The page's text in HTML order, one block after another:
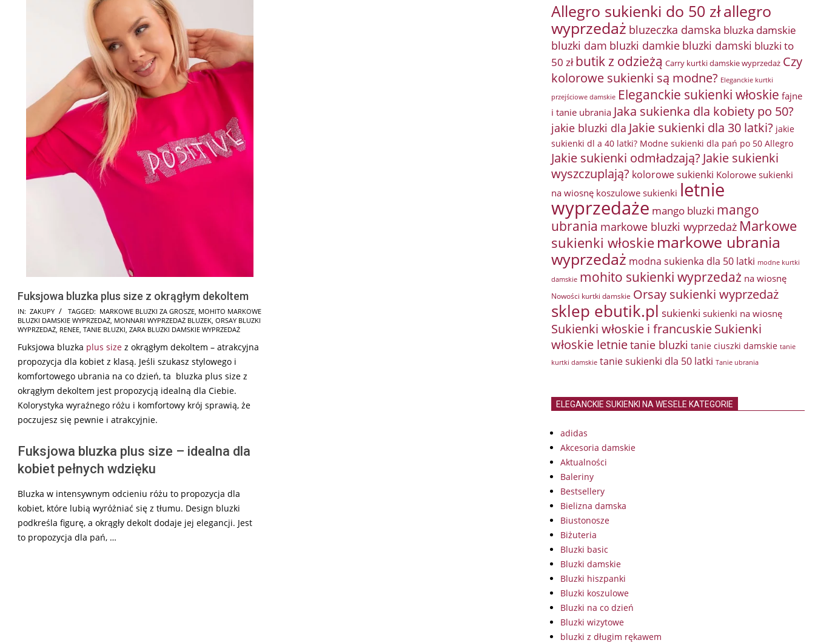
Fuksjowa bluzka plus size z okrągłym dekoltem
2025-
10-
IN: ZAKUPY TAGGED: MARKOWE BLUZKI ZA GROSZE, MOHITO MARKOWE
BLUZKI DAMSKIE WYPRZEDAŻ, MONNARI WYPRZEDAŻ BLUZEK, ORSAY BLUZKI
WYPRZEDAŻ, RENEE, TANIE BLUZKI, ZARA BLUZKI DAMSKIE WYPRZEDAŻ
Fuksjowa bluzka plus size z okrągłym dekoltem – atrakcyjna
propozycja dla kobiet z klasą. Jeśli szukasz stylowego i
komfortowego ubrania na co dzień, ta bluzka plus size z
okrągłym dekoltem jest propozycją idealną dla Ciebie.
Kolorystyka wyraźnego różu i komfortowy krój sprawią, że
poczujesz się pewnie i atrakcyjnie.
Fuksjowa bluzka plus size – idealna dla
kobiet pełnych wdzięku
Bluzka w intensywnym odcieniu różu to propozycja dla
kobiet, które lubią wyróżniać się z tłumu. Design bluzki
podkreśla figurę, a okrągły dekolt dodaje jej elegancji. Jest
to propozycja dla pań, …
Allegro sukienki do 50 złallegro
wyprzedaż bluzeczka damska bluzka damskie
bluzki dam bluzki damkie bluzki damski bluzki to
50 zł butik z odzieżą Carry kurtki damskie wyprzedaż Czy
kolorowe sukienki są modne? Eleganckie kurtki
przejściowe damskie Eleganckie sukienki włoskie fajne
i tanie ubrania Jaka sukienka dla kobiety po 50?
jakie bluzki dla Jakie sukienki dla 30 latki? jakie
sukienki dl a 40 latki? Modne sukienki dla pań po 50 Allegro
Jakie sukienki odmładzają? Jakie sukienki
wyszczuplają? kolorowe sukienki Kolorowe sukienki
na wiosnę koszulowe sukienki letnie
wyprzedaże mango bluzki mango
ubrania markowe bluzki wyprzedaż Markowe
sukienki włoskie markowe ubrania
wyprzedaż modna sukienka dla 50 latki modne kurtki
damskie mohito sukienki wyprzedaż na wiosnę
Nowości kurtki damskie Orsay sukienki wyprzedaż
sklep ebutik.pl sukienki sukienki na wiosnę
Sukienki włoskie i francuskieSukienki
włoskie letnietanie bluzki tanie ciuszki damskie tanie
kurtki damskie tanie sukienki dla 50 latki Tanie ubrania
ELEGANCKIE SUKIENKI NA WESELE KATEGORIE
adidas
Akcesoria damskie
Aktualności
Baleriny
Bestsellery
Bielizna damska
Biustonosze
Biżuteria
Bluzki basic
Bluzki damskie
Bluzki hiszpanki
Bluzki koszulowe
Bluzki na co dzień
Bluzki wizytowe
bluzki z długim rękawem